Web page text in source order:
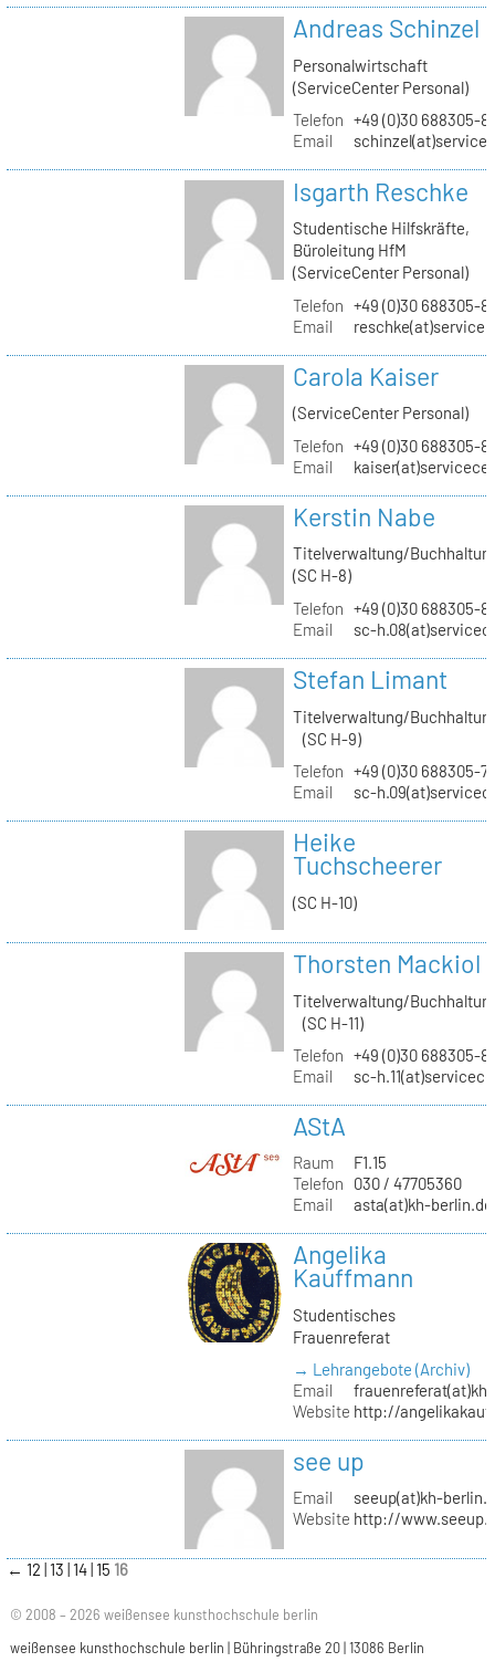
Andreas Schinzel
Personalwirtschaft
(ServiceCenter Personal)
Telefon +49 (0)30 688305-
Email
Isgarth Reschke
Studentische Hilfskräfte,
Büroleitung HfM
(ServiceCenter Personal)
Telefon +49 (0)30 688305-
Email
Carola Kaiser
(ServiceCenter Personal)
Telefon +49 (0)30 688305-
Email
Kerstin Nabe
Titelverwaltung/
(SC H-8)
Telefon +49 (0)30 688305-
Email
sc-
Stefan Limant
Titelverwaltung/
(SC H-9)
Telefon +49 (0)30 688305-
Email
sc-
Heike
Tuchscheerer
(SC H-10)
Thorsten Mackiol
Titelverwaltung/
(SC H-11)
Telefon +49 (0)30 688305-
Email
sc-
AStA
Raum
F1.15
Telefon
030 / 47705360
Email
asta(at)kh-berlin.de
Angelika
Kauffmann
Studentisches
Frauenreferat
→ Lehrangebote (Archiv)
Email
Website http://
see up
Email
seeup(at)kh-
Website http://
← 12 13 14 15 16
© 2008 – 2026 weißensee kunsthochschule berlin
weißensee kunsthochschule berlin | Bühringstraße 20 | 13086 Berlin